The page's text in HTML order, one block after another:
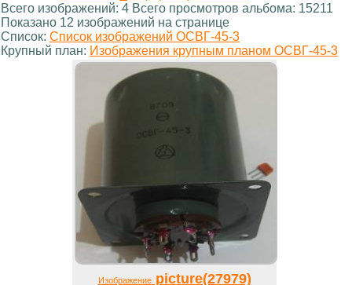
Всего изображений: 4 Всего просмотров альбома: 15211
Показано 12 изображений на странице
Список: Список изображений ОСВГ-45-3
Крупный план: Изображения крупным планом ОСВГ-45-3
Изображениеpicture(27979)